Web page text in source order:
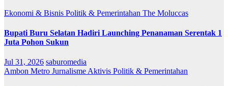
Ekonomi & Bisnis Politik & Pemerintahan The Moluccas
Bupati Buru Selatan Hadiri Launching Penanaman Serentak 1
Juta Pohon Sukun
Jul 31, 2026 saburomedia
Ambon Metro Jurnalisme Aktivis Politik & Pemerintahan